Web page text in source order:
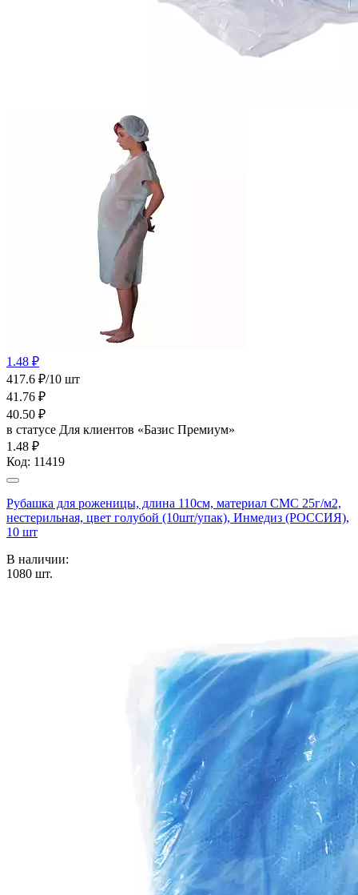
1.48 ₽
417.6 ₽/10 шт
41.76 ₽
40.50 ₽
в статусе Для клиентов «Базис Премиум»
1.48 ₽
Код: 11419
Рубашка для роженицы, длина 110см, материал СМС 25г/м2,
нестерильная, цвет голубой (10шт/упак), Инмедиз (РОССИЯ),
10 шт
В наличии:
1080 шт.